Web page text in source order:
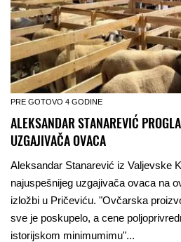
PRE GOTOVO 4 GODINE
ALEKSANDAR STANAREVIĆ
UZGAJIVAČA OVACA
Aleksandar Stanarević iz Valjevske
najuspešnijeg uzgajivača ovaca na
izložbi u Pričeviću. "Ovčarska
sve je poskupelo, a cene
istorijskom minimumimu"...